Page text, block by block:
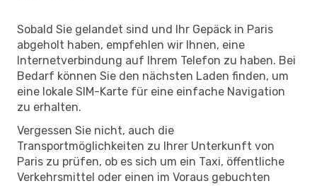
Sobald Sie gelandet sind und Ihr Gepäck in Paris
abgeholt haben, empfehlen wir Ihnen, eine
Internetverbindung auf Ihrem Telefon zu haben. Bei
Bedarf können Sie den nächsten Laden finden, um
eine lokale SIM-Karte für eine einfache Navigation
zu erhalten.
Vergessen Sie nicht, auch die
Transportmöglichkeiten zu Ihrer Unterkunft von
Paris zu prüfen, ob es sich um ein Taxi, öffentliche
Verkehrsmittel oder einen im Voraus gebuchten